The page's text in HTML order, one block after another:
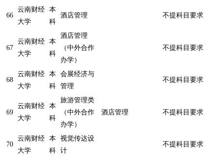
66
云南财经
大学
本
科
酒店管理 不提科目要求
67
云南财经
大学
本
科
酒店管理
（中外合作
办学）
不提科目要求
68
云南财经
大学
本
科
会展经济与
管理
不提科目要求
69
云南财经
大学
本
科
旅游管理类
（中外合作
办学）
酒店管理 不提科目要求
70
云南财经
大学
本
科
视觉传达设
计
不提科目要求